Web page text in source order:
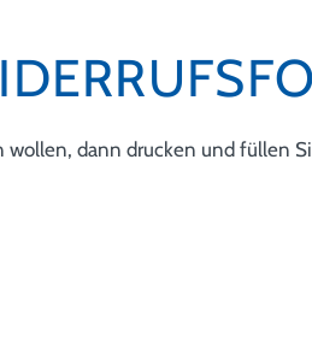
dann drucken und füllen